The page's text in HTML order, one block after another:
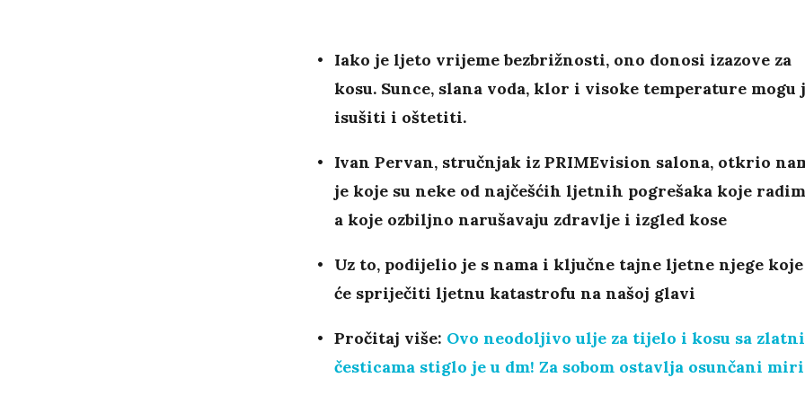
Iako je ljeto vrijeme bezbrižnosti, ono donosi izazove za
kosu. Sunce, slana voda, klor i visoke temperature mogu
isušiti i oštetiti.
Ivan Pervan, stručnjak iz PRIMEvision salona, otkrio
je koje su neke od najčešćih ljetnih pogrešaka koje
a koje ozbiljno narušavaju zdravlje i izgled kose
Uz to, podijelio je s nama i ključne tajne ljetne njege koje
će spriječiti ljetnu katastrofu na našoj glavi
Pročitaj više: Ovo neodoljivo ulje za tijelo i kosu sa
česticama stiglo je u dm! Za sobom ostavlja osunčani